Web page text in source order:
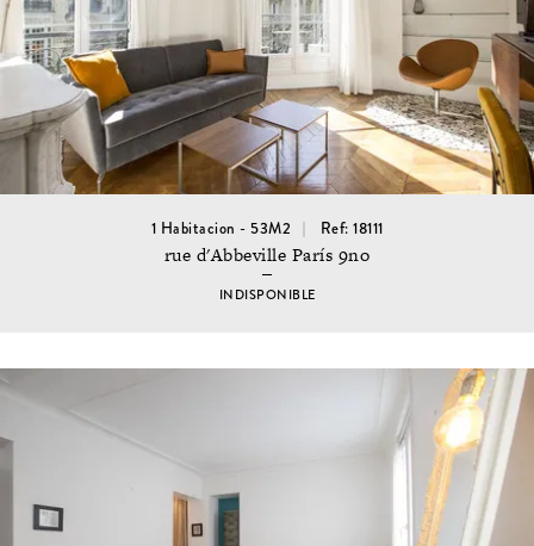
1 Habitacion - 53M2 Ref: 18111
rue d'Abbeville París 9no
INDISPONIBLE